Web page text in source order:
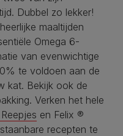
Dubbel zo lekker!
maaltijden
Omega 6-
van evenwichtige
te voldoen aan de
kat. Bekijk ook de
Verken het hele
en Felix ®
recepten te